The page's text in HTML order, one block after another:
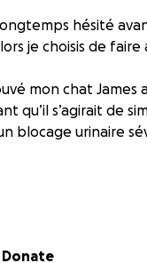
hésité
je choisis de
mon chat
qu’il s’agirait de
blocage urinaire
à moi :
Donate